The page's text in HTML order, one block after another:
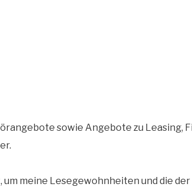
sowie Angebote zu Leasing,
meine Lesegewohnheiten und die